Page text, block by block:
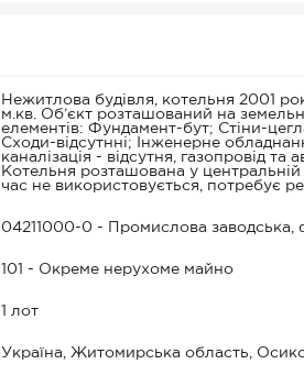
Нежитлова будівля, котельня 2001
м.кв. Об’єкт розташований на
елементів: Фундамент-бут; Стіни-
Сходи-відсутнні; Інженерне
каналізація - відсутня, газопровід
Котельня розташована у
час не використовується, потребує
04211000-0 - Промислова заводська,
101 - Окреме нерухоме майно
1 лот
Україна, Житомирська область,